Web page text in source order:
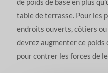
de poids de base en plus
table de terrasse. Pour les
endroits ouverts, côtiers
devrez augmenter ce
pour contrer les forces de